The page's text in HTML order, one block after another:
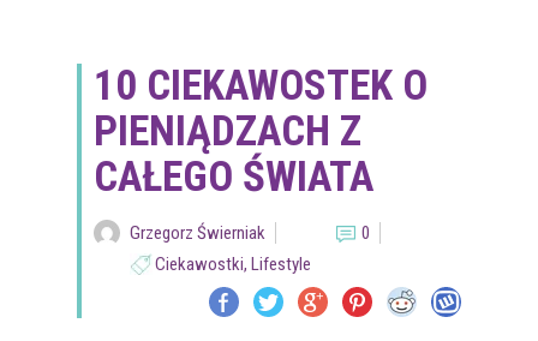
10 CIEKAWOSTEK O
PIENIĄDZACH Z
CAŁEGO ŚWIATA
Grzegorz Świerniak
0
Ciekawostki, Lifestyle